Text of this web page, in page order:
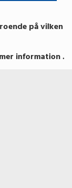
på vilken
information .